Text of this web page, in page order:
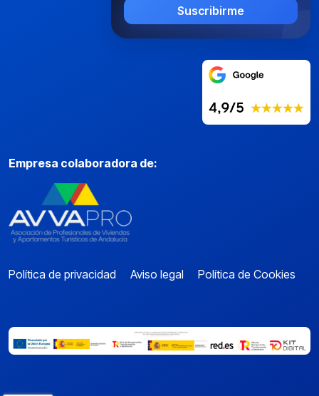
Suscribirme
Empresa colaboradora de:
Política de privacidad Aviso legal Política de Cookies